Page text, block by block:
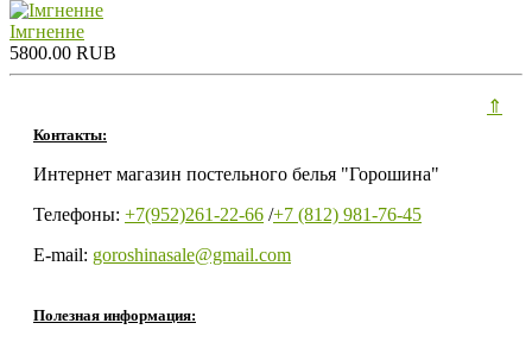
Iмгненне
5800.00 RUB
Контакты:
Интернет магазин постельного белья "Горошина"
Телефоны: +7(952)261-22-66 /+7 (812) 981-76-45
E-mail: goroshinasale@gmail.com
Полезная информация:
⇑